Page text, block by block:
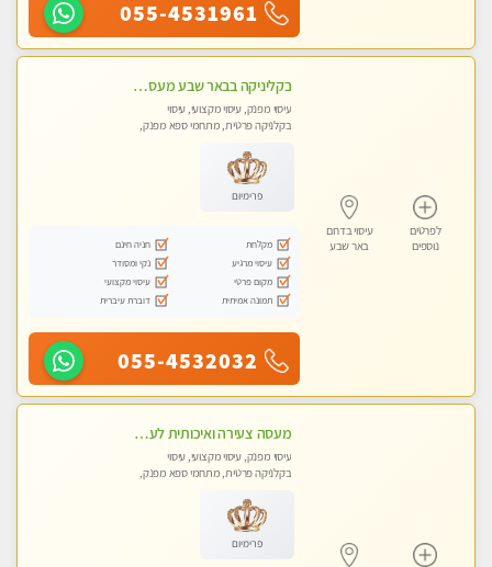
055-4531961
לפרטים
נוספים
עיסוי בדרום
באר שבע
בקליניקה בבאר שבע מעסה מקצועית לעיסוי מפנק
עיסוי מפנק, עיסוי מקצועי, עיסוי
בקלניקה פרטית, מתחמי ספא מפנק,
פרימיום
מקלחת
חניה חינם
עיסוי מרגיע
נקי ומסודר
מקום פרטי
עיסוי מקצועי
תמונה אמיתית
דוברת עיברית
055-4532032
מעסה צעירה ואיכותית לעיסוי מקצועי מרגיע ומפנק VIP-מומלץ לחלוטין! פרטי! ​​​​​​ Highly recommended
עיסוי מפנק, עיסוי מקצועי, עיסוי
בקלניקה פרטית, מתחמי ספא מפנק,
פרימיום